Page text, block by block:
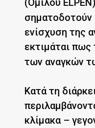
(Ομίλου
σηματοδοτούν
ενίσχυση της
εκτιμάται
των αναγκών
Κατά τη
κλίμακα –